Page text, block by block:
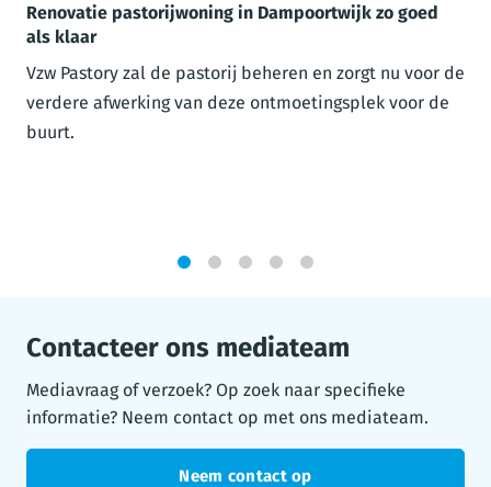
Renovatie pastorijwoning in Dampoortwijk zo goed
als klaar
Vzw Pastory zal de pastorij beheren en zorgt nu voor de
verdere afwerking van deze ontmoetingsplek voor de
buurt.
Contacteer ons mediateam
Mediavraag of verzoek? Op zoek naar specifieke
informatie? Neem contact op met ons mediateam.
Neem contact op